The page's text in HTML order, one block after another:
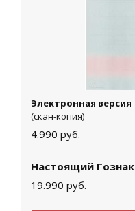
Электронная версия
(скан-копия)
4.990 руб.
Настоящий Гознак
19.990 руб.